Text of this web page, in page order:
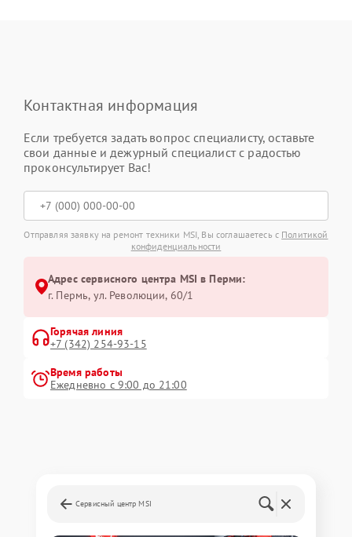
Контактная информация
Если требуется задать вопрос специалисту, оставьте
свои данные и дежурный специалист с радостью
проконсультирует Вас!
Отправляя заявку на ремонт техники MSI, Вы соглашаетесь с Политикой
конфиденциальности
Адрес сервисного центра MSI в Перми:
г. Пермь, ул. ​Революции, 60/1
Горячая линия
+7 (342) 254-93-15
Время работы
Ежедневно с 9:00 до 21:00
Сервисный центр MSI